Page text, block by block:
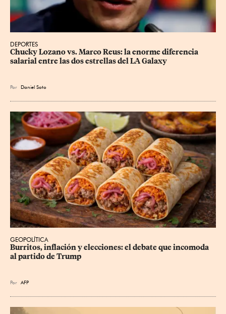
DEPORTES
Chucky Lozano vs. Marco Reus: la enorme diferencia
salarial entre las dos estrellas del LA Galaxy
Por Daniel Soto
GEOPOLÍTICA
Burritos, inflación y elecciones: el debate que incomoda
al partido de Trump
Por AFP